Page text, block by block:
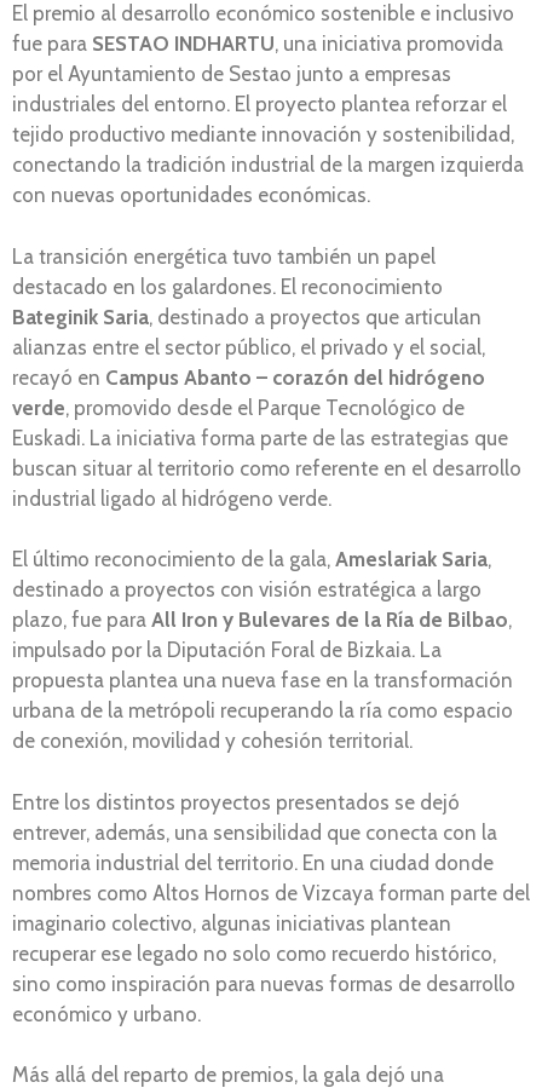
El premio al desarrollo económico sostenible e inclusivo
fue para SESTAO INDHARTU, una iniciativa promovida
por el Ayuntamiento de Sestao junto a empresas
industriales del entorno. El proyecto plantea reforzar el
tejido productivo mediante innovación y sostenibilidad,
conectando la tradición industrial de la margen izquierda
con nuevas oportunidades económicas.
La transición energética tuvo también un papel
destacado en los galardones. El reconocimiento
Bateginik Saria, destinado a proyectos que articulan
alianzas entre el sector público, el privado y el social,
recayó en Campus Abanto – corazón del hidrógeno
verde, promovido desde el Parque Tecnológico de
Euskadi. La iniciativa forma parte de las estrategias que
buscan situar al territorio como referente en el desarrollo
industrial ligado al hidrógeno verde.
El último reconocimiento de la gala, Ameslariak Saria,
destinado a proyectos con visión estratégica a largo
plazo, fue para All Iron y Bulevares de la Ría de Bilbao,
impulsado por la Diputación Foral de Bizkaia. La
propuesta plantea una nueva fase en la transformación
urbana de la metrópoli recuperando la ría como espacio
de conexión, movilidad y cohesión territorial.
Entre los distintos proyectos presentados se dejó
entrever, además, una sensibilidad que conecta con la
memoria industrial del territorio. En una ciudad donde
nombres como Altos Hornos de Vizcaya forman parte del
imaginario colectivo, algunas iniciativas plantean
recuperar ese legado no solo como recuerdo histórico,
sino como inspiración para nuevas formas de desarrollo
económico y urbano.
Más allá del reparto de premios, la gala dejó una